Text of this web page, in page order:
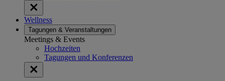
Wellness
Tagungen & Veranstaltungen
Meetings & Events
Hochzeiten
Tagungen und Konferenzen